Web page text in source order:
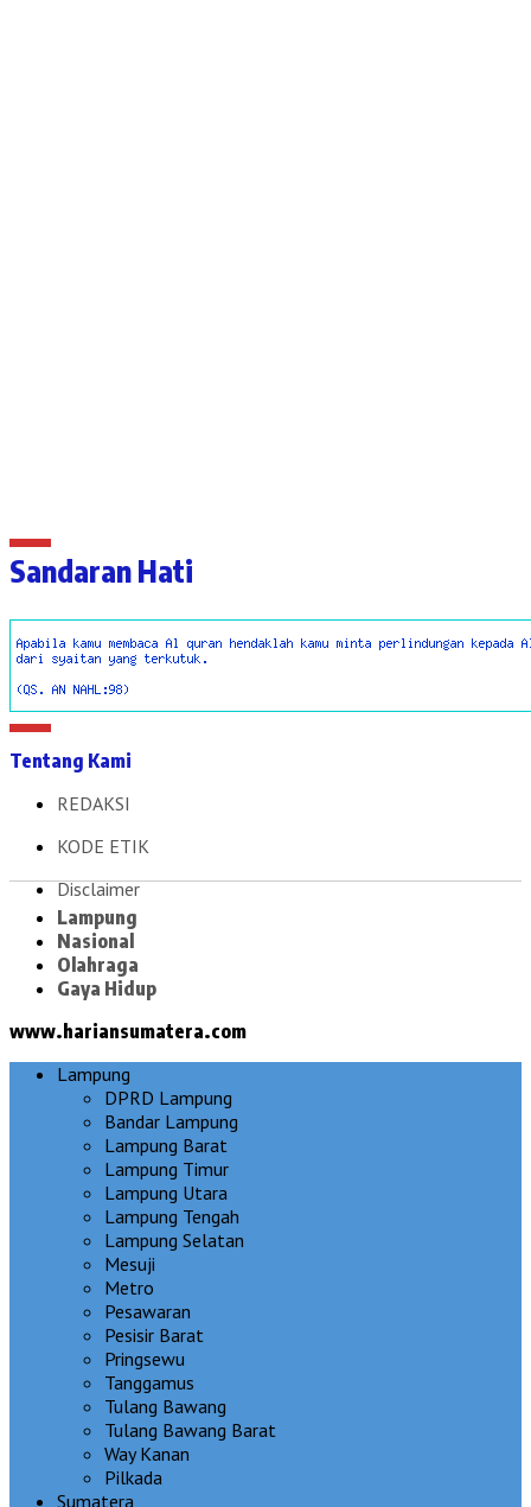
Sandaran Hati
Tentang Kami
REDAKSI
KODE ETIK
Disclaimer
Lampung
Nasional
Olahraga
Gaya Hidup
www.hariansumatera.com
Lampung
DPRD Lampung
Bandar Lampung
Lampung Barat
Lampung Timur
Lampung Utara
Lampung Tengah
Lampung Selatan
Mesuji
Metro
Pesawaran
Pesisir Barat
Pringsewu
Tanggamus
Tulang Bawang
Tulang Bawang Barat
Way Kanan
Pilkada
Sumatera